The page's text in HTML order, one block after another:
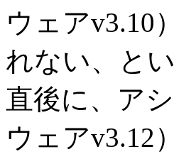
ウェアv3.10
れない、と
直後に、ア
ウェアv3.12